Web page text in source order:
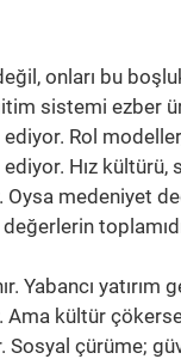
onları bu
sistemi ezber
Rol
Hız kültürü,
medeniyet
Yabancı yatırım
Ama kültür
Sosyal çürüme;